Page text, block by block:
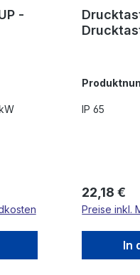
-
Drucktaster
IP 65
Regulärer
22,18 €
Preise inkl.
In